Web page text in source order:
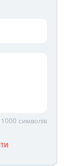
1000 символів